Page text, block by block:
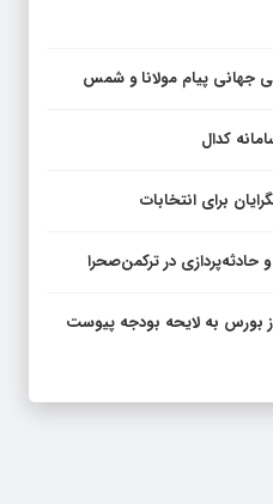
برای انتخابات
حادثه‌پردازی در ترکمن‌صحرا
از بورس به لایحه بودجه پیوست